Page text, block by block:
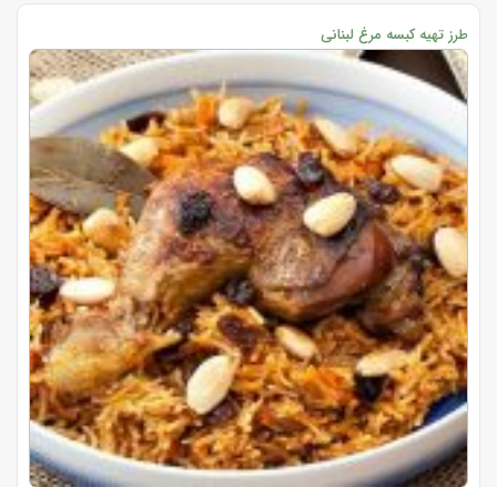
طرز تهیه کبسه مرغ لبنانی